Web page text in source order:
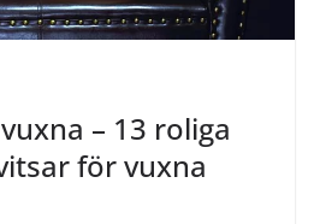
– 13 roliga
för vuxna